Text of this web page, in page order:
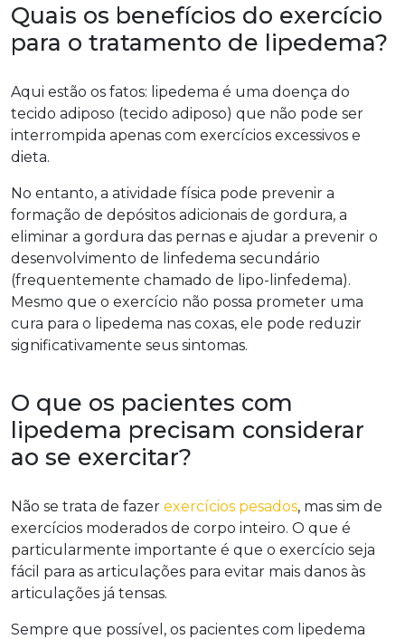
Quais os benefícios do exercício
para o tratamento de lipedema?
Aqui estão os fatos: lipedema é uma doença do
tecido adiposo (tecido adiposo) que não pode ser
interrompida apenas com exercícios excessivos e
dieta.
No entanto, a atividade física pode prevenir a
formação de depósitos adicionais de gordura, a
eliminar a gordura das pernas e ajudar a prevenir o
desenvolvimento de linfedema secundário
(frequentemente chamado de lipo-linfedema).
Mesmo que o exercício não possa prometer uma
cura para o lipedema nas coxas, ele pode reduzir
significativamente seus sintomas.
O que os pacientes com
lipedema precisam considerar
ao se exercitar?
Não se trata de fazer exercícios pesados, mas sim de
exercícios moderados de corpo inteiro. O que é
particularmente importante é que o exercício seja
fácil para as articulações para evitar mais danos às
articulações já tensas.
Sempre que possível, os pacientes com lipedema